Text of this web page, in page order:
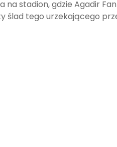
na stadion, gdzie Agadir
ślad tego urzekającego